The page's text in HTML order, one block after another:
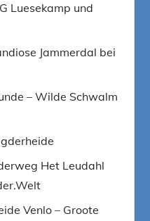
Luesekamp und
Jammerdal bei
– Wilde Schwalm
Het Leudahl
Venlo – Groote